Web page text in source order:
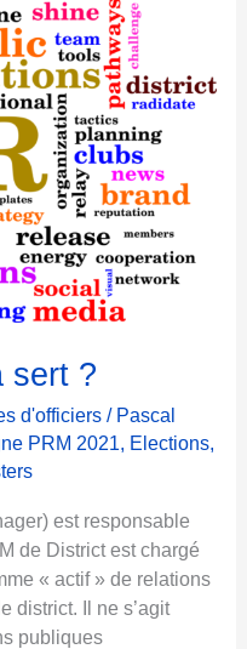
sert ?
d'officiers / Pascal
PRM 2021, Elections,
est responsable
de District est chargé
« actif » de relations
district. Il ne s’agit
publiques